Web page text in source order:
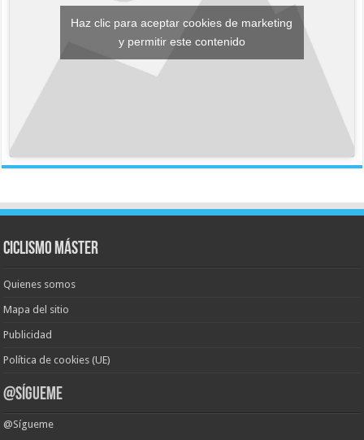
Haz clic para aceptar cookies de marketing
y permitir este contenido
Ciclismo Máster
Quienes somos
Mapa del sitio
Publicidad
Política de cookies (UE)
@Sígueme
@Sígueme